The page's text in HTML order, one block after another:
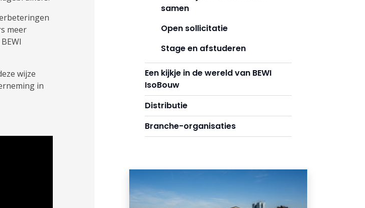
meer
wijze
in
samen
Open sollicitatie
Stage en afstuderen
Een kijkje in de wereld van BEWI
IsoBouw
Distributie
Branche-organisaties